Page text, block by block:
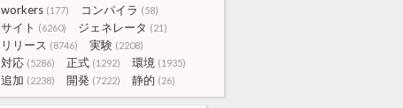
workers (177) コンパイラ (58)
サイト (6260) ジェネレータ (21)
リリース (8746) 実験 (2208)
対応 (5286) 正式 (1292) 環境 (1935)
追加 (2238) 開発 (7222) 静的 (26)